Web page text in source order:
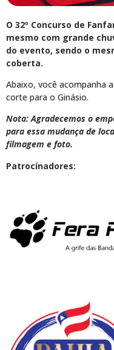
O 32º Concurso de
mesmo com grande
do evento, sendo o
coberta.
Abaixo, você acompanha
corte para o Ginásio.
Nota: Agradecemos o
para essa mudança de
filmagem e foto.
Patrocínadores: